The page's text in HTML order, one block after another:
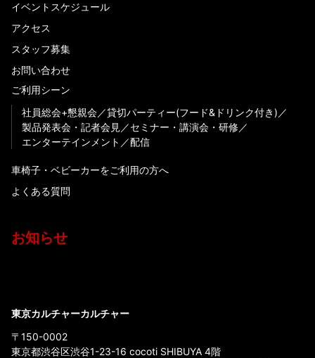
イベントスケジュール
アクセス
スタッフ募集
お問い合わせ
ご利用シーン
社員総会+懇親会
貸切パーティー(フード&ドリンク付き)
製品発表会・記者会見
セミナー・講演会・研修
エンターテインメント
配信
車椅子・ベビーカーをご利用の方へ
よくある質問
お知らせ
東京カルチャーカルチャー
〒150-0002
東京都渋谷区渋谷1-23-16 cocoti SHIBUYA 4階